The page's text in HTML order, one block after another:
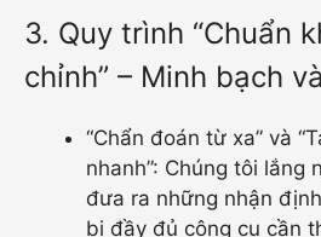
3. Quy trình “Chuẩn
chỉnh” – Minh bạch
“Chẩn đoán từ xa” và
nhanh”: Chúng tôi lắng
đưa ra những nhận
bị đầy đủ công cụ cần